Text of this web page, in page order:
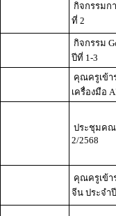
กิจกรรมก
ที่ 2
กิจกรรม
ปีที่ 1-3
คุณครูเข้า
เครื่องมือ
ประชุมคณ
2/2568
คุณครูเข้า
จีน ประจำ